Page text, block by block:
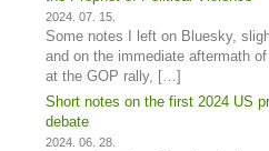
2024. 07. 15.
Some notes I left on Bluesky,
and on the immediate aftermath
at the GOP rally, […]
Short notes on the first 2024 US
debate
2024. 06. 28.